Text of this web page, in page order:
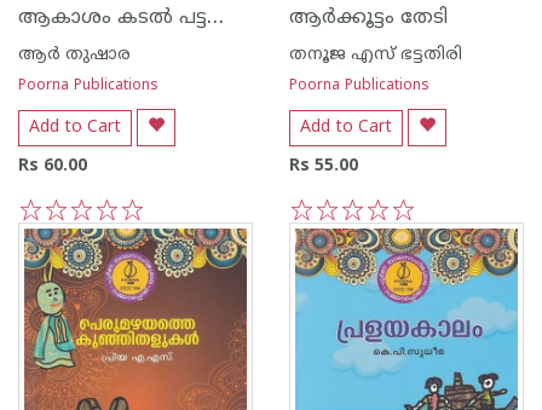
ആകാശം കടല്‍ പട്ടങ്ങള്‍
ആര്‍ തുഷാര
Poorna Publications
Add to Cart
Rs 60.00
5
4
3
2
1
ആര്‍ക്കൂട്ടം തേടി
തനൂജ എസ് ഭട്ടതിരി
Poorna Publications
Add to Cart
Rs 55.00
5
4
3
2
1